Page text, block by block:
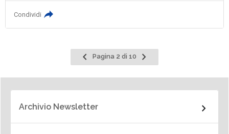
Condividi
Pagina
precedente
Pagina 2 di 10
Pagina
successiva
Archivio Newsletter